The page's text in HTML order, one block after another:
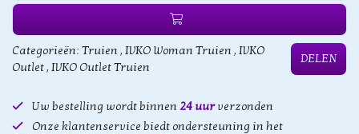
Categorieën: Truien , IVKO Woman Truien , IVKO
Outlet, IVKO Outlet Truien
DELEN
Uw bestelling wordt binnen 24 uurverzonden
Onze klantenservice biedt ondersteuning in het